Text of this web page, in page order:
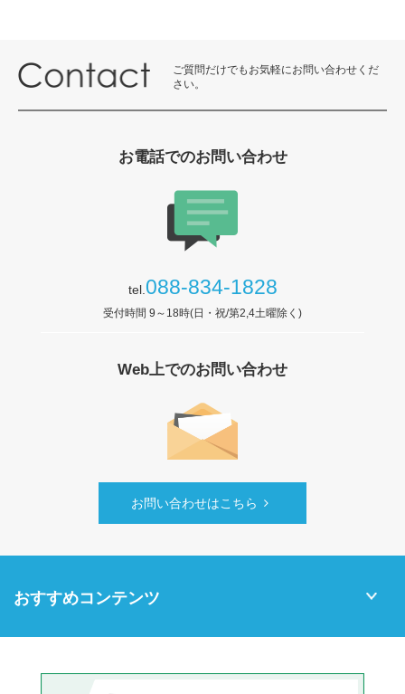
ご質問だけでもお気軽にお問い合わせくだ
さい。
お電話でのお問い合わせ
tel.088-834-1828
受付時間 9～18時(日・祝/第2,4土曜除く)
Web上でのお問い合わせ
お問い合わせはこちら
おすすめコンテンツ